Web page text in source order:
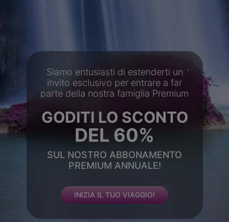
Siamo entusiasti di estenderti un
invito esclusivo per entrare a far
parte della nostra famiglia Premium
GODITI LO SCONTO
DEL 60%
SUL NOSTRO ABBONAMENTO
PREMIUM ANNUALE!
INIZIA IL TUO VIAGGIO!